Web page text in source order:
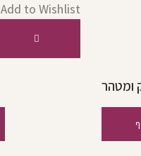
ומטהר
Add to Wishlist